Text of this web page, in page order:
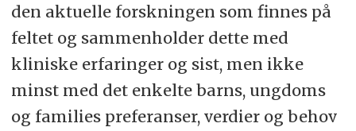
den aktuelle forskningen som finnes på
feltet og sammenholder dette med
kliniske erfaringer og sist, men ikke
minst med det enkelte barns, ungdoms
og families preferanser, verdier og behov